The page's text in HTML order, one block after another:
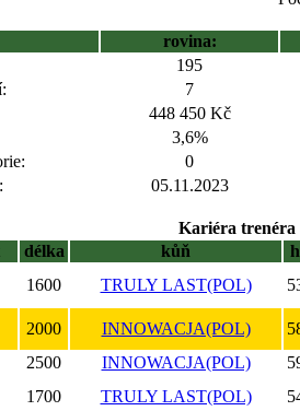
rovina:
195
7
448 450 Kč
3,6%
0
05.11.2023
Kariéra trenéra
délka kůň
1600 TRULY LAST(POL)
2000 INNOWACJA(POL)
2500 INNOWACJA(POL)
1700 TRULY LAST(POL)